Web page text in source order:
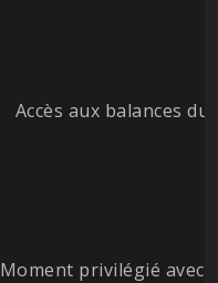
Accès aux balances
Moment privilégié avec